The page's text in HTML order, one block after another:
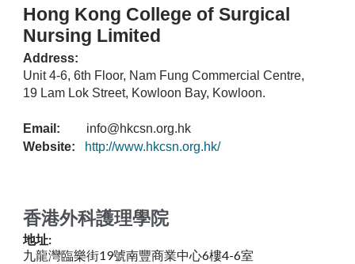
Hong Kong College of Surgical
Nursing Limited
Address:
Unit 4-6, 6th Floor, Nam Fung Commercial Centre,
19 Lam Lok Street, Kowloon Bay, Kowloon.
Email:
info@hkcsn.org.hk
Website: http://www.hkcsn.org.hk/
香港外科護理學院
地址:
九龍灣臨樂街19號南豐商業中心6樓4-6室